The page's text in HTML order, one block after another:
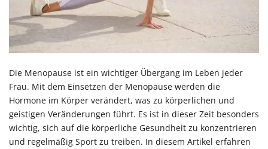
Die Menopause ist ein wichtiger Übergang im Leben jeder
Frau. Mit dem Einsetzen der Menopause werden die
Hormone im Körper verändert, was zu körperlichen und
geistigen Veränderungen führt. Es ist in dieser Zeit besonders
wichtig, sich auf die körperliche Gesundheit zu konzentrieren
und regelmäßig Sport zu treiben. In diesem Artikel erfahren